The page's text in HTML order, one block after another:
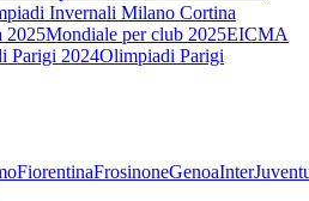
Invernali Milano Cortina
2025Mondiale per club 2025EICMA
Parigi 2024Olimpiadi Parigi
FiorentinaFrosinoneGenoaInter